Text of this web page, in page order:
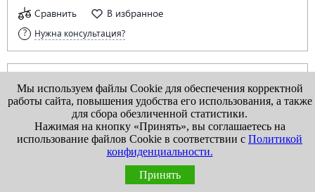
Сравнить В избранное
Нужна консультация?
Мы используем файлы Cookie для обеспечения корректной
работы сайта, повышения удобства его использования, а также
для сбора обезличенной статистики.
Нажимая на кнопку «Принять», вы соглашаетесь на
использование файлов Cookie в соответствии с Политикой
конфиденциальности.
Принять